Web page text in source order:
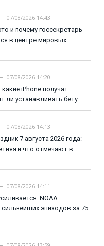
07/08/2026 14:43
и почему госсекретарь
в центре мировых
07/08/2026 14:20
iPhone получат
ли устанавливать бету
07/08/2026 14:13
7 августа 2026 года:
и что отмечают в
07/08/2026 14:11
NOAA
эпизодов за 75